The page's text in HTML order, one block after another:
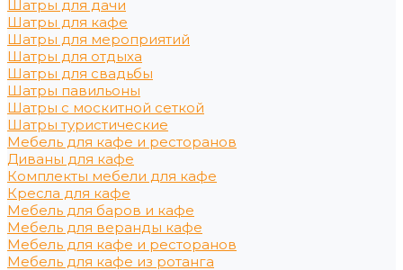
Шатры для дачи
Шатры для кафе
Шатры для мероприятий
Шатры для отдыха
Шатры для свадьбы
Шатры павильоны
Шатры с москитной сеткой
Шатры туристические
Мебель для кафе и ресторанов
Диваны для кафе
Комплекты мебели для кафе
Кресла для кафе
Мебель для баров и кафе
Мебель для веранды кафе
Мебель для кафе и ресторанов
Мебель для кафе из ротанга